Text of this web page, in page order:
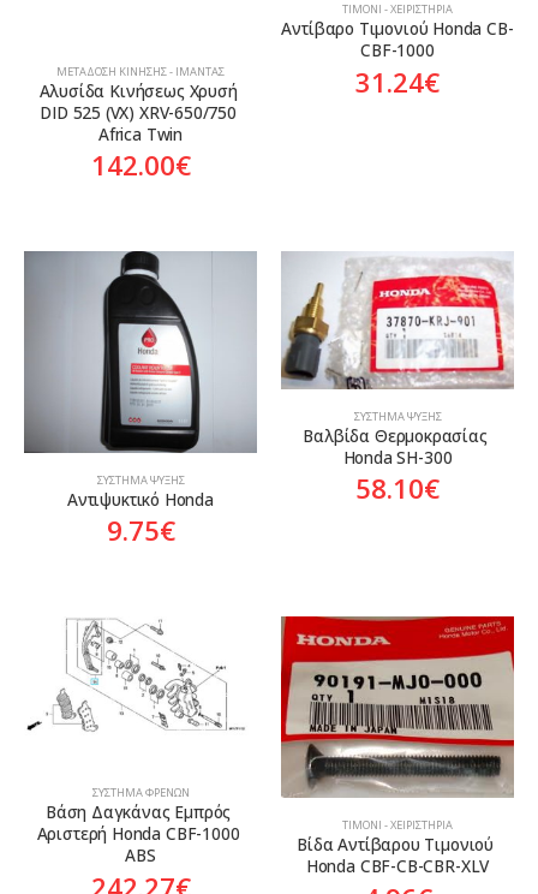
ΜΕΤΆΔΟΣΗ ΚΊΝΗΣΗΣ - ΙΜΆΝΤΑΣ
Αλυσίδα Κινήσεως Χρυσή
DID 525 (VX) XRV-650/750
Africa Twin
142.00€
ΤΙΜΌΝΙ - ΧΕΙΡΙΣΤΉΡΙΑ
Αντίβαρο Τιμονιού Honda CB-
CBF-1000
31.24€
ΣΎΣΤΗΜΑ ΨΎΞΗΣ
Αντιψυκτικό Honda
9.75€
ΣΎΣΤΗΜΑ ΨΎΞΗΣ
Βαλβίδα Θερμοκρασίας
Honda SH-300
58.10€
ΣΎΣΤΗΜΑ ΦΡΈΝΩΝ
Βάση Δαγκάνας Εμπρός
Αριστερή Honda CBF-1000
ABS
ΤΙΜΌΝΙ - ΧΕΙΡΙΣΤΉΡΙΑ
Βίδα Αντίβαρου Τιμονιού
Honda CBF-CB-CBR-XLV